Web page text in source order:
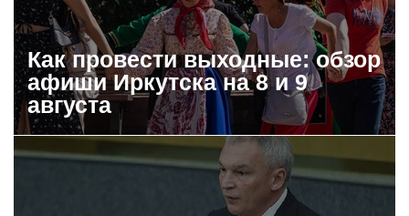
Как провести выходные: обзор
афиши Иркутска на 8 и 9
августа